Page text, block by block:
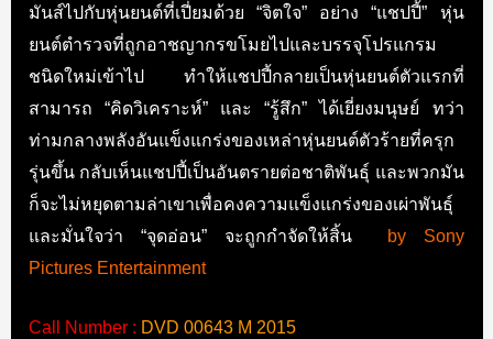
มันส์ไปกับหุ่นยนต์ที่เปี่ยมด้วย “จิตใจ” อย่าง “แชปปี้” หุ่น
ยนต์ตำรวจที่ถูกอาชญากรขโมยไปและบรรจุโปรแกรม
ชนิดใหม่เข้าไป ทำให้แชปปี้กลายเป็นหุ่นยนต์ตัวแรกที่
สามารถ “คิดวิเคราะห์” และ “รู้สึก” ได้เยี่ยงมนุษย์ ทว่า
ท่ามกลางพลังอันแข็งแกร่งของเหล่าหุ่นยนต์ตัวร้ายที่ครุก
รุ่นขึ้น กลับเห็นแชปปี้เป็นอันตรายต่อชาติพันธุ์ และพวกมัน
ก็จะไม่หยุดตามล่าเขาเพื่อคงความแข็งแกร่งของเผ่าพันธุ์
และมั่นใจว่า “จุดอ่อน” จะถูกกำจัดให้สิ้น
by Sony
Pictures Entertainment
Call Number : DVD 00643 M 2015